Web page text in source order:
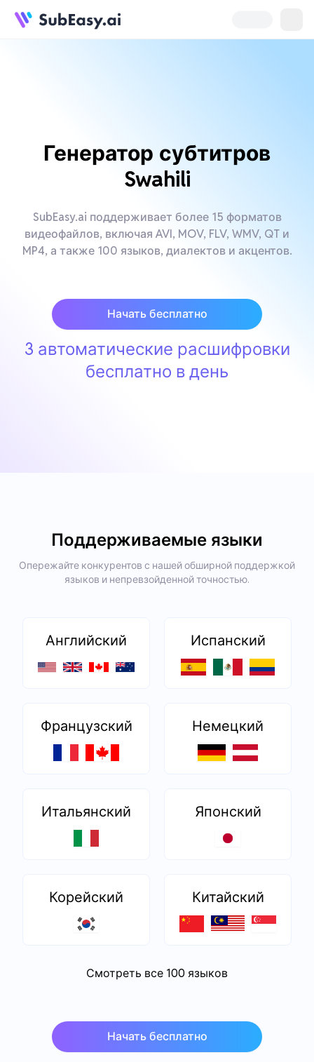
Генератор субтитров
Swahili
SubEasy.ai поддерживает более 15 форматов
видеофайлов, включая AVI, MOV, FLV, WMV, QT и
MP4, а также 100 языков, диалектов и акцентов.
Начать бесплатно
3 автоматические расшифровки
бесплатно в день
Поддерживаемые языки
Опережайте конкурентов с нашей обширной поддержкой
языков и непревзойденной точностью.
Английский Испанский
Французский Немецкий
Итальянский Японский
Корейский Китайский
Смотреть все 100 языков
Начать бесплатно